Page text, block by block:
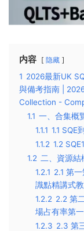
内容 隐藏
1 2026最新UK
與備考指南 |
Collection -
1.1 一、合集概
1.1.1 1.1 SQE
1.1.2 1.2
1.2 二、資源結
1.2.1 2.1 第
識點精講式
1.2.2 2.2 第
場占有率第
1.2.3 2.3 第